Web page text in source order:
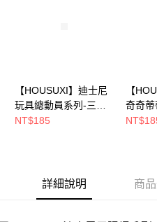
時審查核予不同之上限額度；若仍
請求用戶進行身份認證。
５．嚴禁一人註冊多個帳號或使用他
【HOUSUXI】迪士尼
玩具總動員系列-三眼
怪-316不鏽鋼兒童湯匙
NT$185
【
奇奇蒂
鋼兒童
詳細說明 商